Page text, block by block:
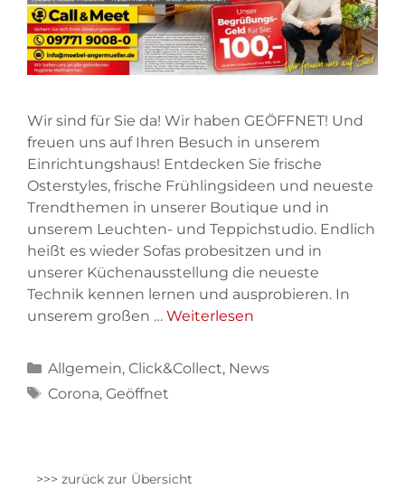
Wir sind für Sie da! Wir haben GEÖFFNET! Und
freuen uns auf Ihren Besuch in unserem
Einrichtungshaus! Entdecken Sie frische
Osterstyles, frische Frühlingsideen und neueste
Trendthemen in unserer Boutique und in
unserem Leuchten- und Teppichstudio. Endlich
heißt es wieder Sofas probesitzen und in
unserer Küchenausstellung die neueste
Technik kennen lernen und ausprobieren. In
unserem großen … Weiterlesen
Allgemein, Click&Collect, News
Corona, Geöffnet
>>> zurück zur Übersicht